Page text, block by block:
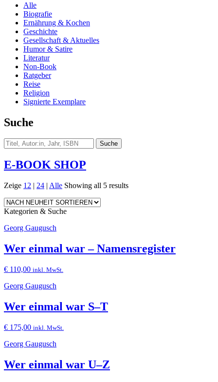
Alle
Biografie
Ernährung & Kochen
Geschichte
Gesellschaft & Aktuelles
Humor & Satire
Literatur
Non-Book
Ratgeber
Reise
Religion
Signierte Exemplare
Suche
E-BOOK SHOP
Zeige 12 | 24 | Alle Showing all 5 results
Kategorien & Suche
Georg Gaugusch
Wer einmal war – Namensregister
€ 110,00 inkl. MwSt.
Georg Gaugusch
Wer einmal war S–T
€ 175,00 inkl. MwSt.
Georg Gaugusch
Wer einmal war U–Z